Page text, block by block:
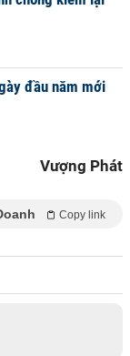
đầu năm mới
Vượng Phát
Copy link